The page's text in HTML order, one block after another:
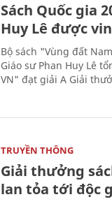
Sách Quốc gia
Huy Lê được
Bộ sách "Vùng đất
Giáo sư Phan Huy Lê
VN" đạt giải A Giải
TRUYỀN THÔNG
Giải thưởng
lan tỏa tới độc